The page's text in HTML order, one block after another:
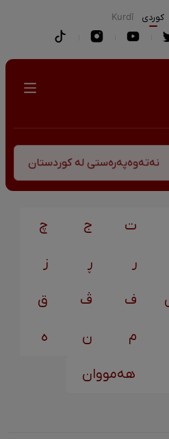
كوردی Kurdî
نەتەوەپەرەستی لە کوردستان -
ت ج چ
ر ڕ ز
ف ڤ ق
م ن ه
هەمووان